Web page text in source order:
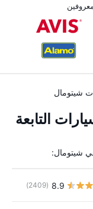
شيتومال
التابعة
شيتومال:
8.9
(2409)